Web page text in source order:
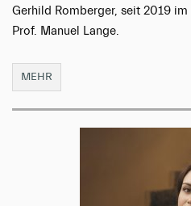
Gerhild Romberger, seit 2019
Prof. Manuel Lange.
MEHR